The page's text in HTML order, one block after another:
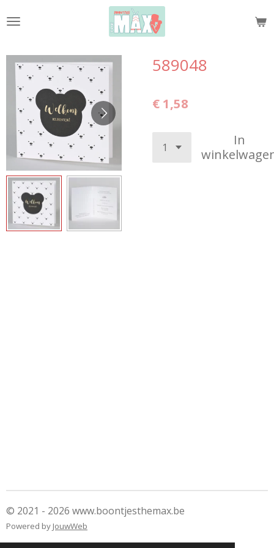
direct
de
hoofdinhoud
589048
€ 1,58
In
© 2021 - 2026 www.boontjesthemax.be
Powered by JouwWeb